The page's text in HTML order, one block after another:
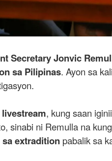
Secretary Jonvic
sa Pilipinas. Ayon sa
, kung saan
sinabi ni Remulla na
extradition pabalik sa